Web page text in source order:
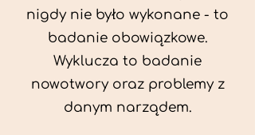
nigdy nie było wykonane - to
badanie obowiązkowe.
Wyklucza to badanie
nowotwory oraz problemy z
danym narządem.